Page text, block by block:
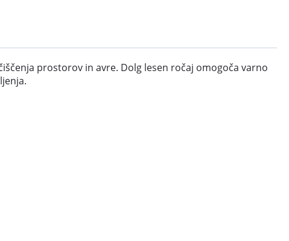
prostorov in avre. Dolg lesen ročaj omogoča varno